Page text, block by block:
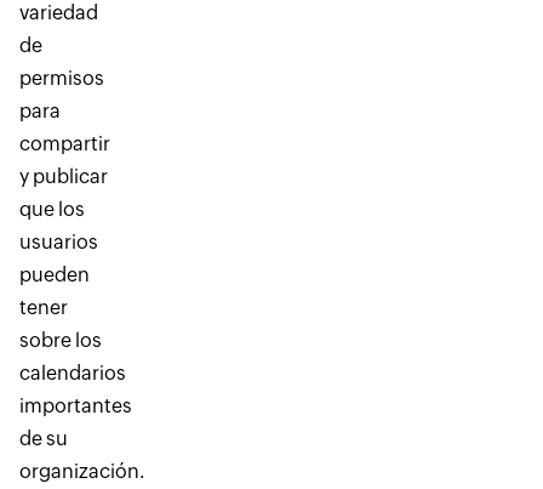
variedad
de
permisos
para
compartir
y publicar
que los
usuarios
pueden
tener
sobre los
calendarios
importantes
de su
organización.